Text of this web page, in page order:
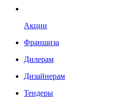
Акции
Франшиза
Дилерам
Дизайнерам
Тендеры